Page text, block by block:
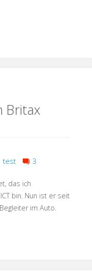
Britax
test 3
das ich
bin. Nun ist er seit
im Auto.